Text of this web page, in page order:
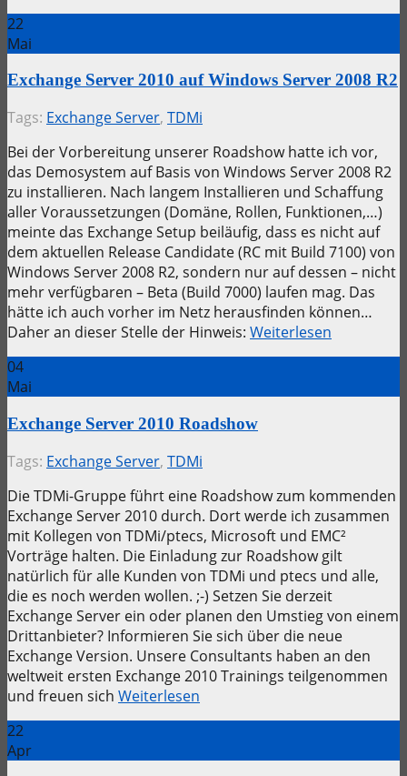
22
Mai
Exchange Server 2010 auf Windows Server 2008 R2
Tags: Exchange Server, TDMi
Bei der Vorbereitung unserer Roadshow hatte ich vor,
das Demosystem auf Basis von Windows Server 2008 R2
zu installieren. Nach langem Installieren und Schaffung
aller Voraussetzungen (Domäne, Rollen, Funktionen,…)
meinte das Exchange Setup beiläufig, dass es nicht auf
dem aktuellen Release Candidate (RC mit Build 7100) von
Windows Server 2008 R2, sondern nur auf dessen – nicht
mehr verfügbaren – Beta (Build 7000) laufen mag. Das
hätte ich auch vorher im Netz herausfinden können…
Daher an dieser Stelle der Hinweis: Weiterlesen
04
Mai
Exchange Server 2010 Roadshow
Tags: Exchange Server, TDMi
Die TDMi-Gruppe führt eine Roadshow zum kommenden
Exchange Server 2010 durch. Dort werde ich zusammen
mit Kollegen von TDMi/ptecs, Microsoft und EMC²
Vorträge halten. Die Einladung zur Roadshow gilt
natürlich für alle Kunden von TDMi und ptecs und alle,
die es noch werden wollen. ;-) Setzen Sie derzeit
Exchange Server ein oder planen den Umstieg von einem
Drittanbieter? Informieren Sie sich über die neue
Exchange Version. Unsere Consultants haben an den
weltweit ersten Exchange 2010 Trainings teilgenommen
und freuen sich Weiterlesen
22
Apr